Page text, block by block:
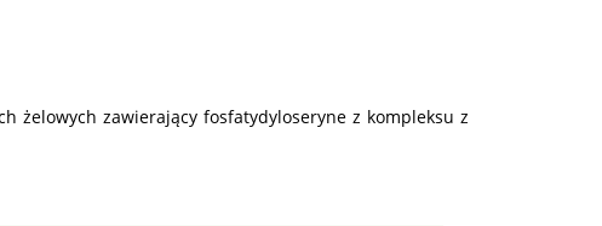
żelowych zawierający fosfatydyloseryne z kompleksu z